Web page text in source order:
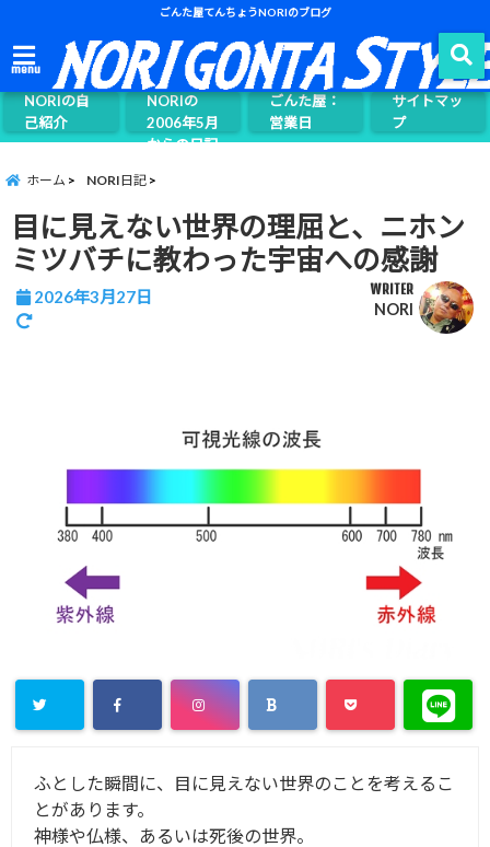
ごんた屋てんちょうNORIのブログ
menu
NORIの自
己紹介
ごんた屋て
んちょう
NORIの
2006年5月
からの日記
ごんた屋：
営業日
サイトマッ
プ
ホーム NORI日記
目に見えない世界の理屈と、ニホン
ミツバチに教わった宇宙への感謝
2026年3月27日 WRITER
NORI
ふとした瞬間に、目に見えない世界のことを考えるこ
とがあります。
神様や仏様、あるいは死後の世界。